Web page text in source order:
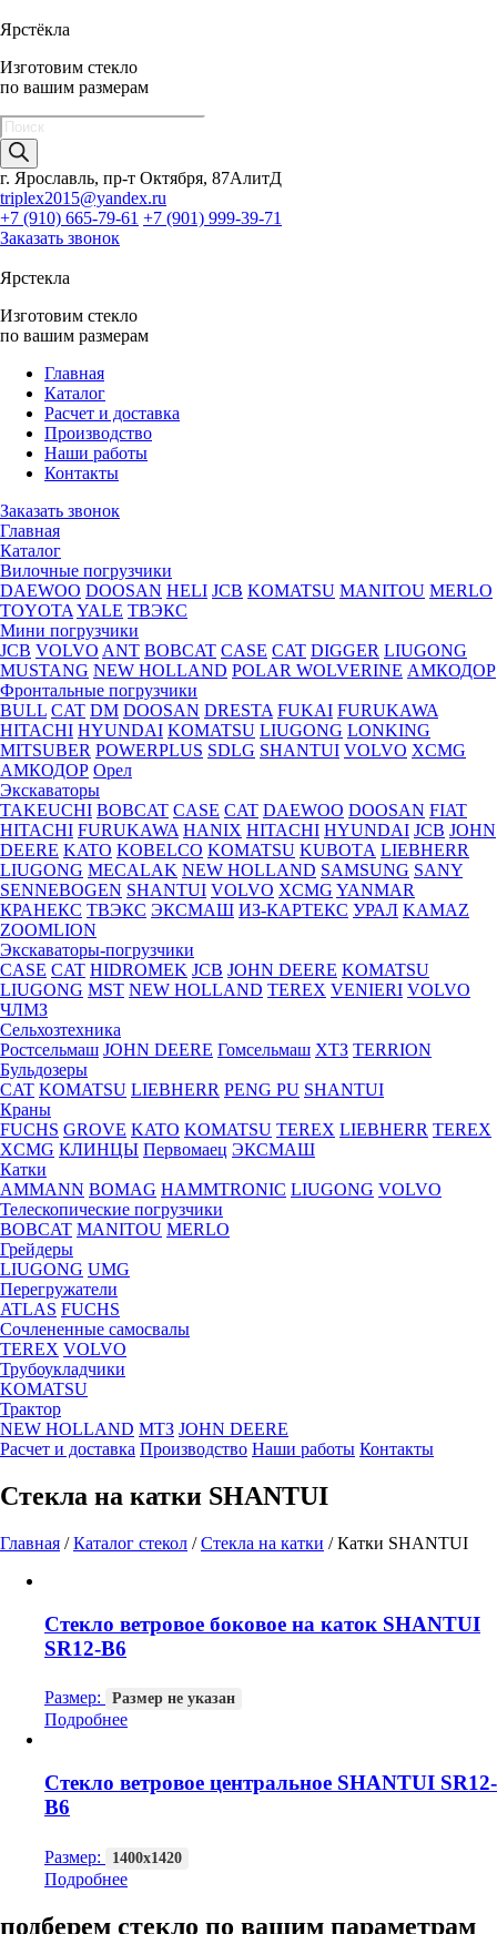
Ярстёкла
Изготовим стекло
по вашим размерам
Поиск
товаров
г. Ярославль, пр-т Октября, 87АлитД
triplex2015@yandex.ru
+7 (910) 665-79-61 +7 (901) 999-39-71
Заказать звонок
Ярстекла
Изготовим стекло
по вашим размерам
Главная
Каталог
Расчет и доставка
Производство
Наши работы
Контакты
Заказать звонок
Главная
Каталог
Вилочные погрузчики
DAEWOO DOOSAN HELI JCB KOMATSU MANITOU MERLO
TOYOTA YALE ТВЭКС
Мини погрузчики
JCB VOLVO ANT BOBCAT CASE CAT DIGGER LIUGONG
MUSTANG NEW HOLLAND POLAR WOLVERINE АМКОДОР
Фронтальные погрузчики
BULL CAT DM DOOSAN DRESTA FUKAI FURUKAWA
HITACHI HYUNDAI KOMATSU LIUGONG LONKING
MITSUBER POWERPLUS SDLG SHANTUI VOLVO XCMG
АМКОДОР Орел
Экскаваторы
TAKEUCHI BOBCAT CASE CAT DAEWOO DOOSAN FIAT
HITACHI FURUKAWA HANIX HITACHI HYUNDAI JCB JOHN
DEERE KATO KOBELCO KOMATSU KUBOTА LIEBHERR
LIUGONG MECALAK NEW HOLLAND SAMSUNG SANY
SENNEBOGEN SHANTUI VOLVO XCMG YANMAR
КРАНЕКС ТВЭКС ЭКСМАШ ИЗ-КАРТЕКС УРАЛ KAMAZ
ZOOMLION
Экскаваторы-погрузчики
CASE CAT HIDROМEK JCB JOHN DEERE KOMATSU
LIUGONG MST NEW HOLLAND TEREX VENIERI VOLVO
ЧЛМЗ
Сельхозтехника
Ростсельмаш JOHN DEERE Гомсельмаш ХТЗ TERRION
Бульдозеры
CAT KOMATSU LIEBHERR PENG PU SHANTUI
Краны
FUCHS GROVE KATO KOMATSU TEREX LIEBHERR TEREX
XCMG КЛИНЦЫ Первомаец ЭКСМАШ
Катки
AMMANN BOMAG HAMMTRONIC LIUGONG VOLVO
Телескопические погрузчики
BOBCAT MANITOU MERLO
Грейдеры
LIUGONG UMG
Перегружатели
ATLAS FUCHS
Сочлененные самосвалы
TEREX VOLVO
Трубоукладчики
KOMATSU
Трактор
NEW HOLLAND МТЗ JOHN DEERE
Расчет и доставка Производство Наши работы Контакты
Стекла на катки SHANTUI
Главная /Каталог стекол /Стекла на катки /Катки SHANTUI
Стекло ветровое боковое на каток SHANTUI
SR12-B6
Размер: Размер не указан
Подробнее
Стекло ветровое центральное SHANTUI SR12-
B6
Размер: 1400х1420
Подробнее
подберем стекло по вашим параметрам